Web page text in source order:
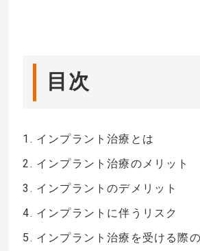
目次
1. インプラント治療とは
2. インプラント治療のメリット
3. インプラントのデメリット
4. インプラントに伴うリスク
5. インプラント治療を受ける際